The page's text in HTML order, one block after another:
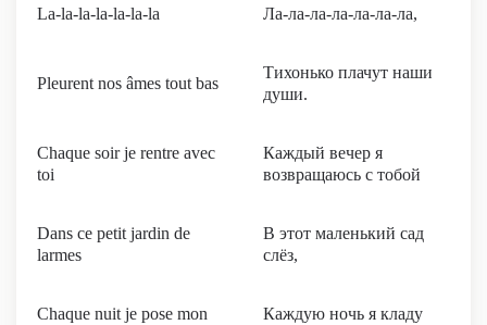
La-la-la-la-la-la-la Ла-ла-ла-ла-ла-ла-ла,
Pleurent nos âmes tout bas
Тихонько плачут наши
души.
Chaque soir je rentre avec
toi
Каждый вечер я
возвращаюсь с тобой
Dans ce petit jardin de
larmes
В этот маленький сад
слёз,
Chaque nuit je pose mon
Каждую ночь я кладу